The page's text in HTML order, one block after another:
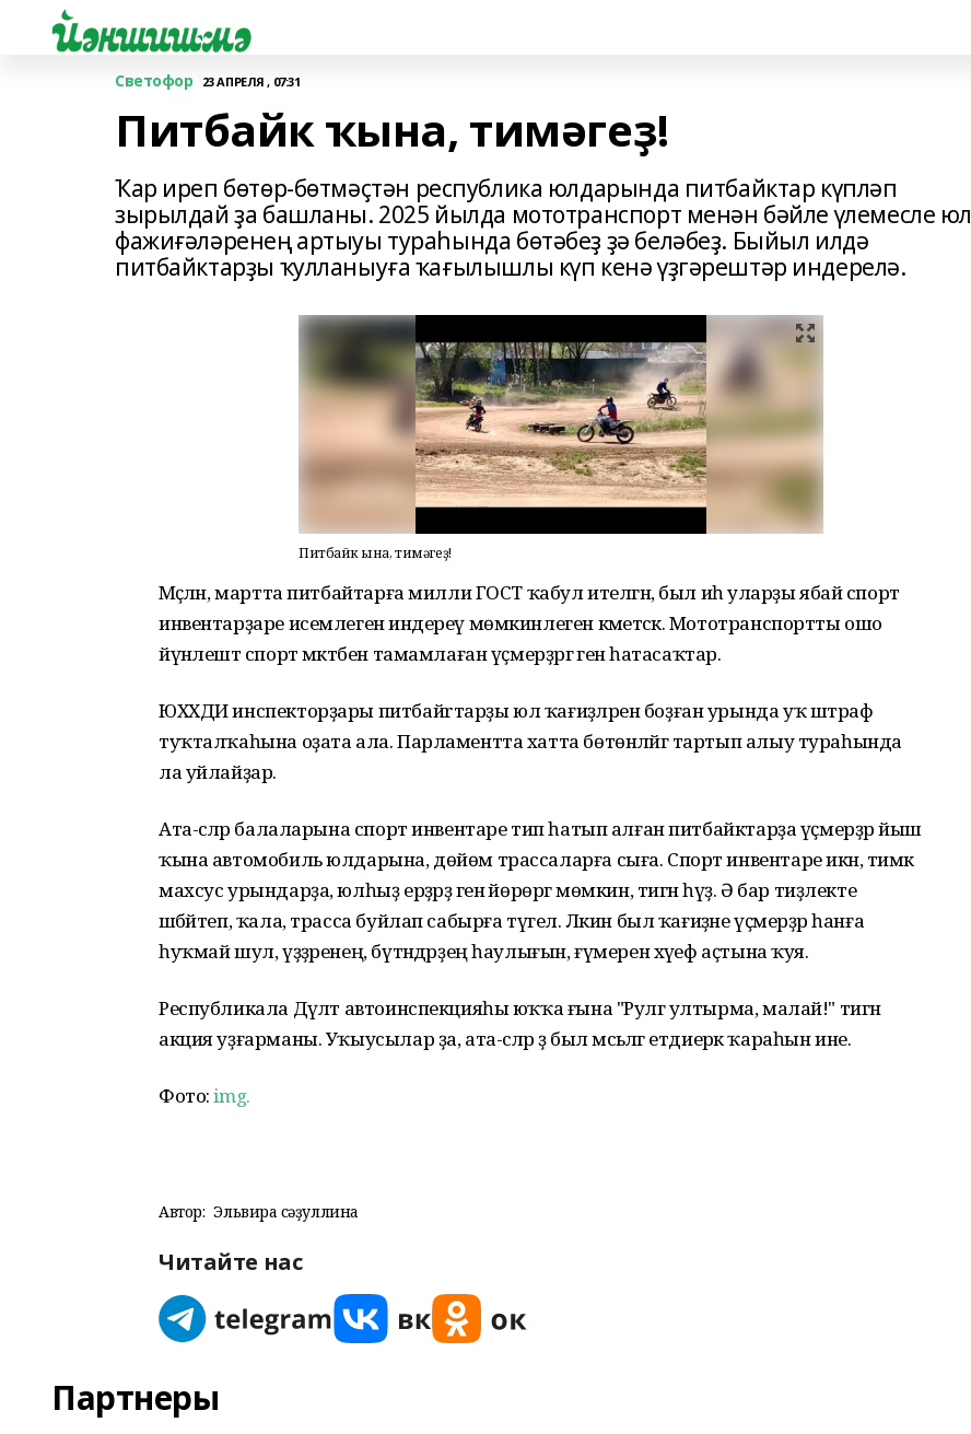
Светофор 23 АПРЕЛЯ , 07:31
Питбайк ҡына, тимәгеҙ!
Ҡар иреп бөтөр-бөтмәҫтән республика юлдарында питбайктар күпләп
зырылдай ҙа башланы. 2025 йылда мототранспорт менән бәйле үлемесле юл
фажиғәләренең артыуы тураһында бөтәбеҙ ҙә беләбеҙ. Быйыл илдә
питбайктарҙы ҡулланыуға ҡағылышлы күп кенә үҙгәрештәр индерелә.
Питбайк ҡына, тимәгеҙ!
Мәҫәлән, мартта питбайтарға милли ГОСТ ҡабул ителгән, был иһә уларҙы ябай спорт
инвентарҙаре исемлегенә индереү мөмкинлеген кәметәсәк. Мототранспортты ошо
йүнәлештә спорт мәктәбен тамамлаған үҫмерҙәргә генә һатасаҡтар.
ЮХХДИ инспекторҙары питбайrтарҙы юл ҡағиҙәләрен боҙған урында уҡ штраф
туҡталҡаһына оҙата ала. Парламентта хатта бөтөнләйгә тартып алыу тураһында
ла уйлайҙар.
Ата-әсәләр балаларына спорт инвентаре тип һатып алған питбайктарҙа үҫмерҙәр йыш
ҡына автомобиль юлдарына, дөйөм трассаларға сыға. Спорт инвентаре икән, тимәк
махсус урындарҙа, юлһыҙ ерҙәрҙә генә йөрөргә мөмкин, тигән һүҙ. Ә бар тиҙлекте
шәбәйтеп, ҡала, трасса буйлап сабырға түгел. Ләкин был ҡағиҙәне үҫмерҙәр һанға
һуҡмай шул, үҙҙәренең, бүтәндәрҙең һаулығын, ғүмерен хәүеф аҫтына ҡуя.
Республикала Дәүләт автоинспекцияһы юҡҡа ғына "Рулгә ултырма, малай!" тигән
акция уҙғарманы. Уҡыусылар ҙа, ата-әсәләр ҙә был мәсьәләгә етдиерәк ҡараһын ине.
Фото:img.
Автор: Эльвира Әсәҙуллина
Читайте нас
Партнеры